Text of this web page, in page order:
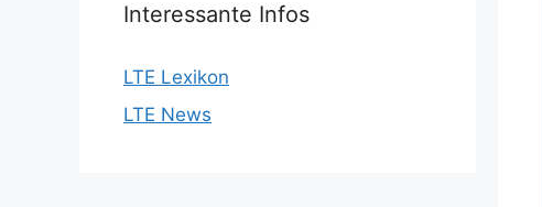
Interessante Infos
LTE Lexikon
LTE News